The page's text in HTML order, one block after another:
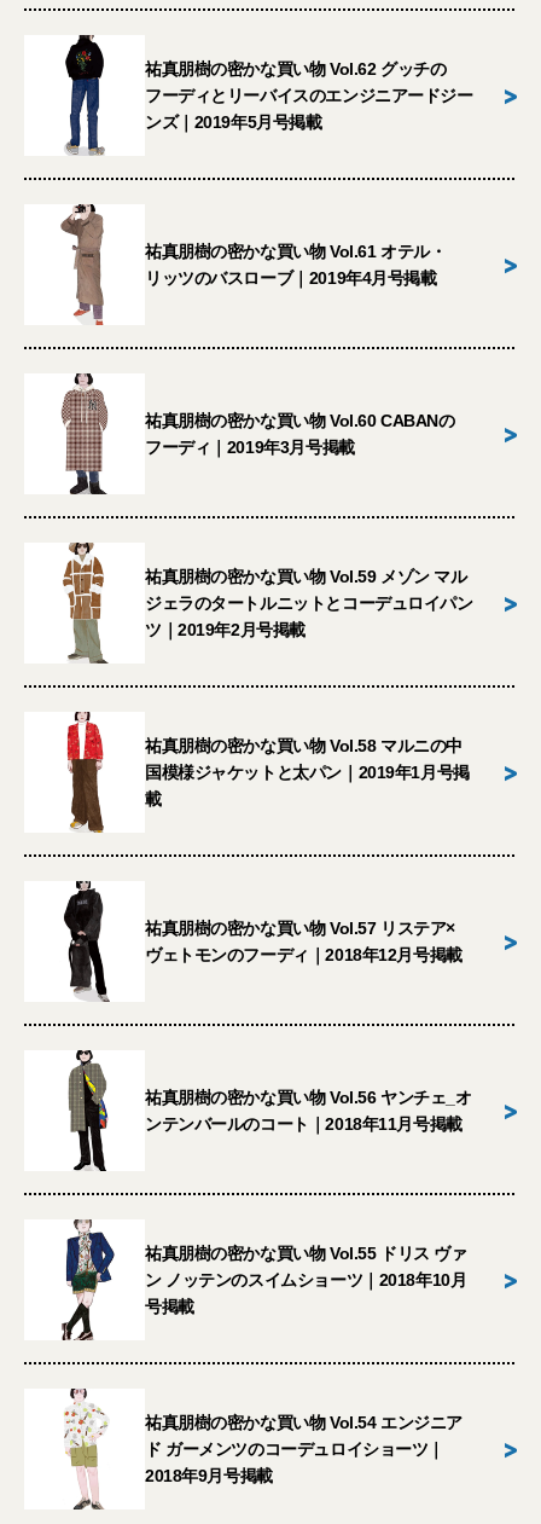
祐真朋樹の密かな買い物 Vol.62 グッチの
フーディとリーバイスのエンジニアードジー
ンズ｜2019年5月号掲載
>
祐真朋樹の密かな買い物 Vol.61 オテル・
リッツのバスローブ｜2019年4月号掲載
>
祐真朋樹の密かな買い物 Vol.60 CABANの
フーディ｜2019年3月号掲載
>
祐真朋樹の密かな買い物 Vol.59 メゾン マル
ジェラのタートルニットとコーデュロイパン
ツ｜2019年2月号掲載
>
祐真朋樹の密かな買い物 Vol.58 マルニの中
国模様ジャケットと太パン｜2019年1月号掲
載
>
祐真朋樹の密かな買い物 Vol.57 リステア×
ヴェトモンのフーディ｜2018年12月号掲載
>
祐真朋樹の密かな買い物 Vol.56 ヤンチェ_オ
ンテンバールのコート｜2018年11月号掲載
>
祐真朋樹の密かな買い物 Vol.55 ドリス ヴァ
ン ノッテンのスイムショーツ｜2018年10月
号掲載
>
祐真朋樹の密かな買い物 Vol.54 エンジニア
ド ガーメンツのコーデュロイショーツ｜
2018年9月号掲載
>